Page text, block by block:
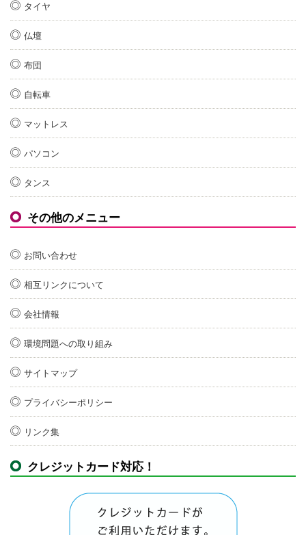
タイヤ
仏壇
布団
自転車
マットレス
パソコン
タンス
その他のメニュー
お問い合わせ
相互リンクについて
会社情報
環境問題への取り組み
サイトマップ
プライバシーポリシー
リンク集
クレジットカード対応！